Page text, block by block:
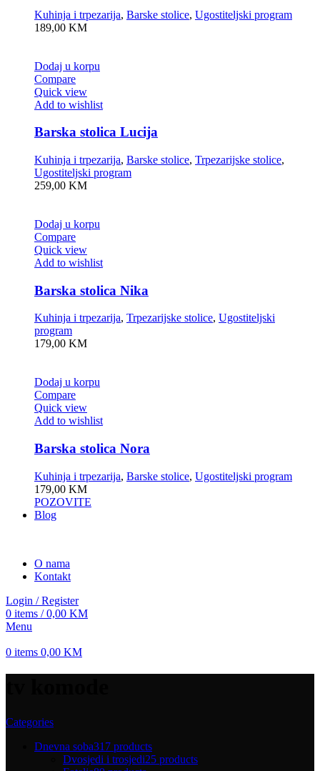
Kuhinja i trpezarija, Barske stolice, Ugostiteljski program
189,00 KM
Dodaj u korpu
Compare
Quick view
Add to wishlist
Barska stolica Lucija
Kuhinja i trpezarija, Barske stolice, Trpezarijske stolice,
Ugostiteljski program
259,00 KM
Dodaj u korpu
Compare
Quick view
Add to wishlist
Barska stolica Nika
Kuhinja i trpezarija, Trpezarijske stolice, Ugostiteljski
program
179,00 KM
Dodaj u korpu
Compare
Quick view
Add to wishlist
Barska stolica Nora
Kuhinja i trpezarija, Barske stolice, Ugostiteljski program
179,00 KM
POZOVITE
Blog
O nama
Kontakt
Login / Register
0 items / 0,00 KM
Menu
0 items 0,00 KM
Categories
Dnevna soba317 products
Dvosjedi i trosjedi25 products